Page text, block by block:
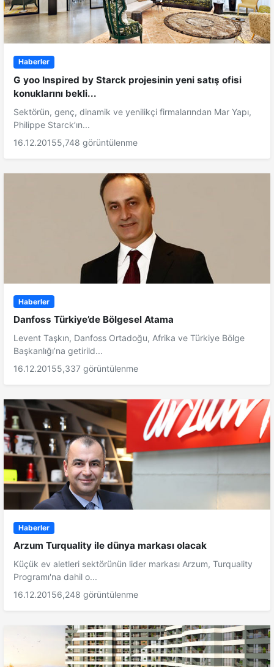
Haberler
G yoo Inspired by Starck projesinin yeni satış ofisi
konuklarını bekli...
Sektörün, genç, dinamik ve yenilikçi firmalarından Mar Yapı,
Philippe Starck’ın...
16.12.20155,748 görüntülenme
Haberler
Danfoss Türkiye’de Bölgesel Atama
Levent Taşkın, Danfoss Ortadoğu, Afrika ve Türkiye Bölge
Başkanlığı’na getirild...
16.12.20155,337 görüntülenme
Haberler
Arzum Turquality ile dünya markası olacak
Küçük ev aletleri sektörünün lider markası Arzum, Turquality
Programı'na dahil o...
16.12.20156,248 görüntülenme